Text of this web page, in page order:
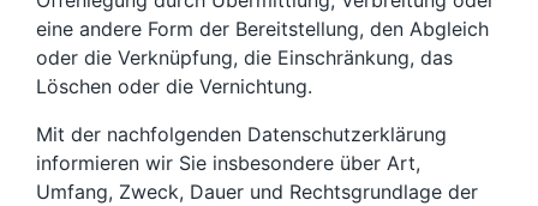
eine andere Form der Bereitstellung, den Abgleich
oder die Verknüpfung, die Einschränkung, das
Löschen oder die Vernichtung.
Mit der nachfolgenden Datenschutzerklärung
informieren wir Sie insbesondere über Art,
Umfang, Zweck, Dauer und Rechtsgrundlage der